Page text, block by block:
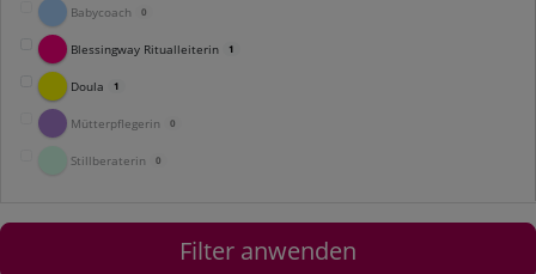
Babycoach 0
Blessingway Ritualleiterin 1
Doula 1
Mütterpflegerin 0
Stillberaterin 0
Filter anwenden